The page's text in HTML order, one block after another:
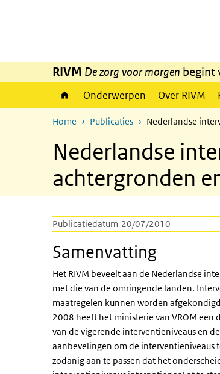
RIVM De zorg voor morgen begint
Onderwerpen Over RIVM
Home Publicaties Nederlandse
Nederlandse
achtergronden
Publicatiedatum 20/07/2010
Samenvatting
Het RIVM beveelt aan de Nederlandse
met die van de omringende landen.
maatregelen kunnen worden
2008 heeft het ministerie van VROM een
van de vigerende interventieniveaus en
aanbevelingen om de interventieniveaus
zodanig aan te passen dat het